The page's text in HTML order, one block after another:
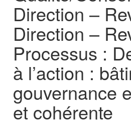
Direction –
Direction –
Processus :
à l’action :
gouvernance
et cohérente